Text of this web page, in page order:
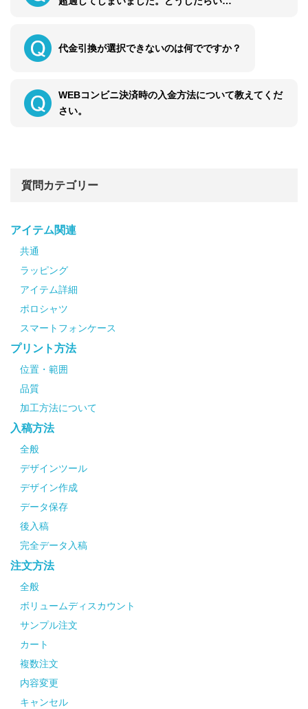
代金引換が選択できないのは何でですか？
WEBコンビニ決済時の入金方法について教えてくだ
さい。
質問カテゴリー
アイテム関連
共通
ラッピング
アイテム詳細
ポロシャツ
スマートフォンケース
プリント方法
位置・範囲
品質
加工方法について
入稿方法
全般
デザインツール
デザイン作成
データ保存
後入稿
完全データ入稿
注文方法
全般
ボリュームディスカウント
サンプル注文
カート
複数注文
内容変更
キャンセル